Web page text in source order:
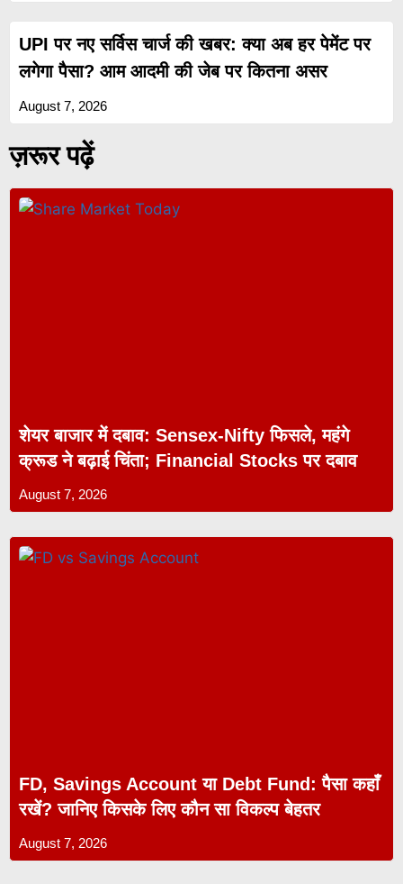
UPI पर नए सर्विस चार्ज की खबर: क्या अब हर पेमेंट पर
लगेगा पैसा? आम आदमी की जेब पर कितना असर
August 7, 2026
ज़रूर पढ़ें
शेयर बाजार में दबाव: Sensex-Nifty फिसले, महंगे
क्रूड ने बढ़ाई चिंता; Financial Stocks पर दबाव
August 7, 2026
FD, Savings Account या Debt Fund: पैसा कहाँ
रखें? जानिए किसके लिए कौन सा विकल्प बेहतर
August 7, 2026